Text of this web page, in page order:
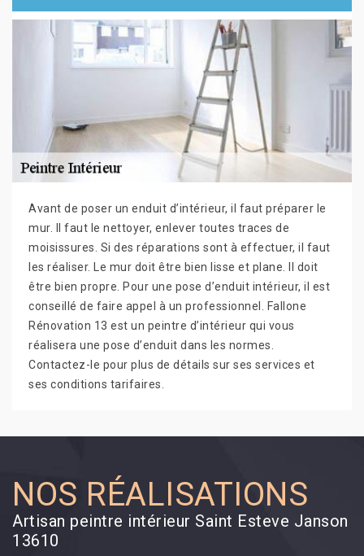
Avant de poser un enduit d’intérieur, il faut préparer le
mur. Il faut le nettoyer, enlever toutes traces de
moisissures. Si des réparations sont à effectuer, il faut
les réaliser. Le mur doit être bien lisse et plane. Il doit
être bien propre. Pour une pose d’enduit intérieur, il est
conseillé de faire appel à un professionnel. Fallone
Rénovation 13 est un peintre d’intérieur qui vous
réalisera une pose d’enduit dans les normes.
Contactez-le pour plus de détails sur ses services et
ses conditions tarifaires.
NOS RÉALISATIONS
Artisan peintre intérieur Saint Esteve Janson
13610